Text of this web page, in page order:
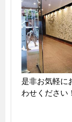
是非お気軽に
わせください！